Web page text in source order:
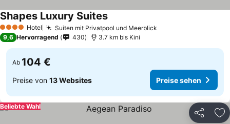
4 Sterne Hotel Suiten mit Privatpool und Meerblick
Shapes Luxury Suites
9,6 Hervorragend 430 3.7 km bis Kini
Ab 104 €
Preise von 13 Websites Preise sehen
Teilen
Beliebte Wahl